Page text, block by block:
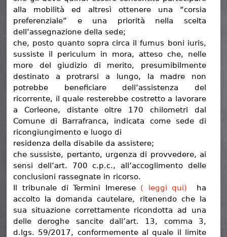
alla mobilità ed altresì ottenere una “corsia
preferenziale” e una priorità nella scelta
dell’assegnazione della sede;
che, posto quanto sopra circa il fumus boni iuris,
sussiste il periculum in mora, atteso che, nelle
more del giudizio di merito, presumibilmente
destinato a protrarsi a lungo, la madre non
potrebbe beneficiare dell’assistenza del
ricorrente, il quale resterebbe costretto a lavorare
a Corleone, distante oltre 170 chilometri dal
Comune di Barrafranca, indicata come sede di
ricongiungimento e luogo di
residenza della disabile da assistere;
che sussiste, pertanto, urgenza di provvedere, ai
sensi dell’art. 700 c.p.c., all’accoglimento delle
conclusioni rassegnate in ricorso.
Il tribunale di Termini Imerese ( leggi qui)
ha
accolto la domanda cautelare, ritenendo che la
sua situazione correttamente ricondotta ad una
delle deroghe sancite dall’art. 13, comma 3,
d.lgs. 59/2017, conformemente al quale il limite